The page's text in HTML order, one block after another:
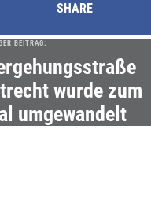
SHARE
BEITRAG:
wurde zum
umgewandelt